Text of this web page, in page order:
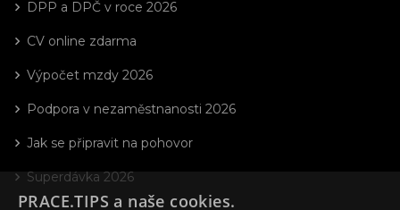
DPP a DPČ v roce 2026
CV online zdarma
Výpočet mzdy 2026
Podpora v nezaměstnanosti 2026
Jak se připravit na pohovor
Superdávka 2026
PRACE.TIPS a naše cookies.